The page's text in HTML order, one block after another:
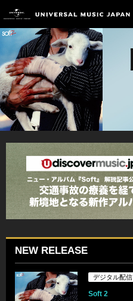
NEW RELEASE
デジタル配信
Soft 2